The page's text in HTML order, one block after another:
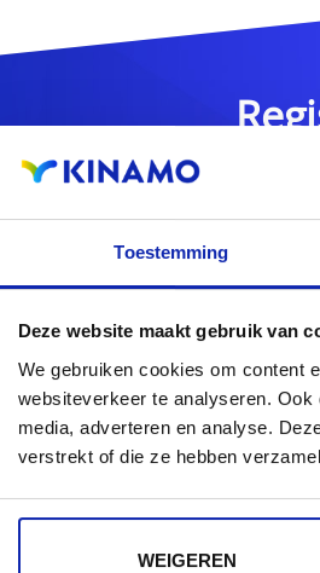
Toestemming
Deze website maakt gebruik van
We gebruiken cookies om content
websiteverkeer te analyseren.
media, adverteren en analyse.
verstrekt of die ze hebben
WEIGEREN
Op zoek naar